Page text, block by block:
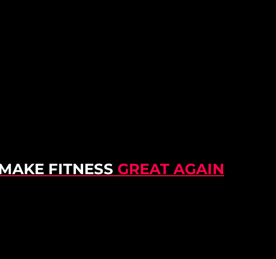
FITNESS GREAT AGAIN